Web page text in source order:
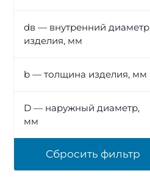
dв — внутренний диаметр
изделия, мм
b — толщина изделия, мм
D — наружный диаметр,
мм